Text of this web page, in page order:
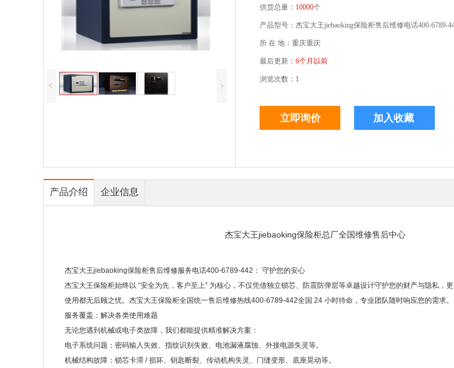
供货总量： 10000个
产品型号：杰宝大王jiebaoking保险柜售后维修电话400-6789-
所 在 地：重庆重庆
最后更新： 6个月以前
浏览次数： 1
产品介绍 企业信息
杰宝大王jiebaoking保险柜总厂全国维修售后中心
杰宝大王jiebaoking保险柜售后维修服务电话400-6789-442： 守护您的安心
杰宝大王保险柜始终以 “安全为先，客户至上” 为核心，不仅凭借独立锁芯、防震防弹层等卓越设计守护您的财产与隐私，
使用都无后顾之忧。杰宝大王保险柜全国统一售后维修热线400-6789-442全国 24 小时待命，专业团队随时响应您的需求。
服务覆盖：解决各类使用难题
无论您遇到机械或电子类故障，我们都能提供精准解决方案：
电子系统问题：密码输入失效、指纹识别失败、电池漏液腐蚀、外接电源失灵等。
机械结构故障：锁芯卡滞 / 损坏、钥匙断裂、传动机构失灵、门缝变形、底座晃动等。